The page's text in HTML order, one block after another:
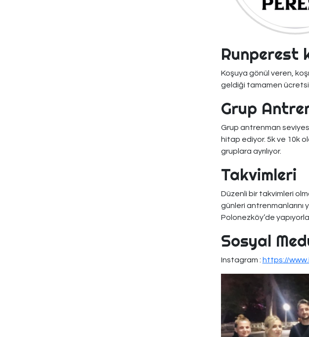
Runperest
Koşuya gönül veren,
geldiği tamamen
Grup
Grup antrenman
hitap ediyor. 5k ve 10k
gruplara ayrılıyor.
Takvimleri
Düzenli bir takvimleri
günleri antrenmanlarını
Polonezköy’de
Sosyal
Instagram : https://